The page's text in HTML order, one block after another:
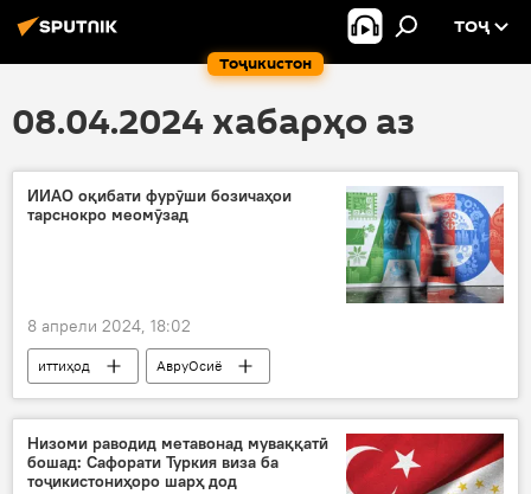
Тоҷикистон
ТОҶ
08.04.2024 хабарҳо аз
ИИАО оқибати фурӯши бозичаҳои
тарснокро меомӯзад
8 апрели 2024, 18:02
иттиҳод
АвруОсиё
Иттиҳоди иқтисодии Уросиё
бозӣ
Иқтисод
савдо
Низоми раводид метавонад муваққатӣ
бошад: Сафорати Туркия виза ба
тоҷикистониҳоро шарҳ дод